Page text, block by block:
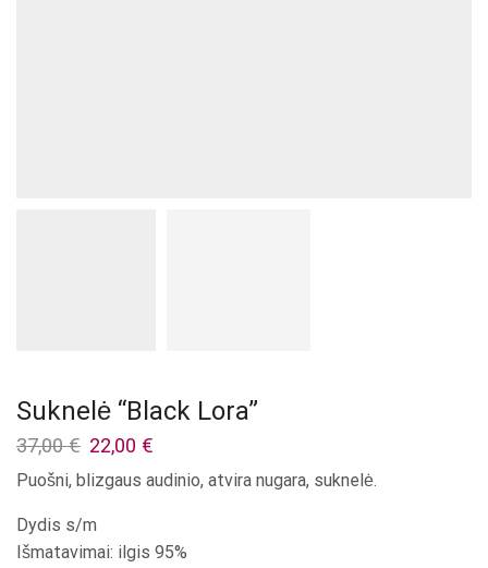
Suknelė “Black Lora”
37,00€ Original
was:
22,00 €
is:
Puošni, blizgaus audinio, atvira nugara, suknelė.
Dydis s/m
Išmatavimai: ilgis 95%